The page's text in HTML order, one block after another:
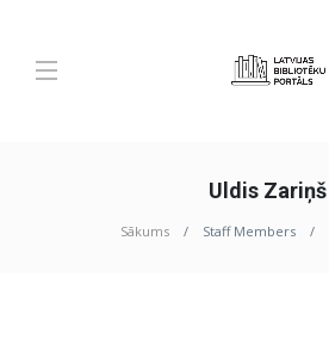
Uldis Zariņš
Sākums Staff Members